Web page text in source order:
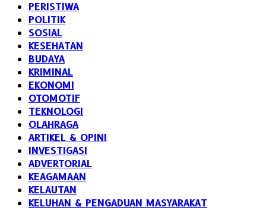
PERISTIWA
POLITIK
SOSIAL
KESEHATAN
BUDAYA
KRIMINAL
EKONOMI
OTOMOTIF
TEKNOLOGI
OLAHRAGA
ARTIKEL & OPINI
INVESTIGASI
ADVERTORIAL
KEAGAMAAN
KELAUTAN
KELUHAN & PENGADUAN MASYARAKAT